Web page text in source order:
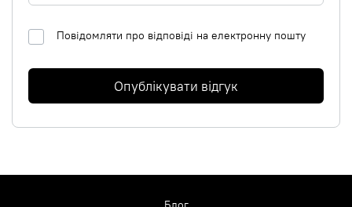
Повідомляти про відповіді на електронну пошту
Опублікувати відгук